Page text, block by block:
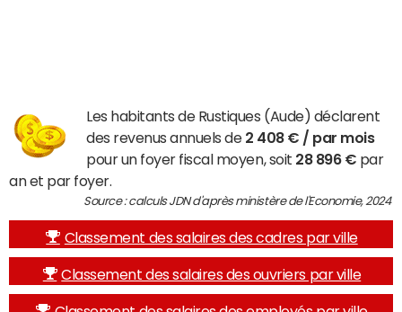
Les habitants de Rustiques (Aude) déclarent
des revenus annuels de 2 408 € / par mois
pour un foyer fiscal moyen, soit 28 896 € par
an et par foyer.
Source : calculs JDN d'après ministère de l'Economie, 2024
Classement des salaires des cadres par ville
Classement des salaires des ouvriers par ville